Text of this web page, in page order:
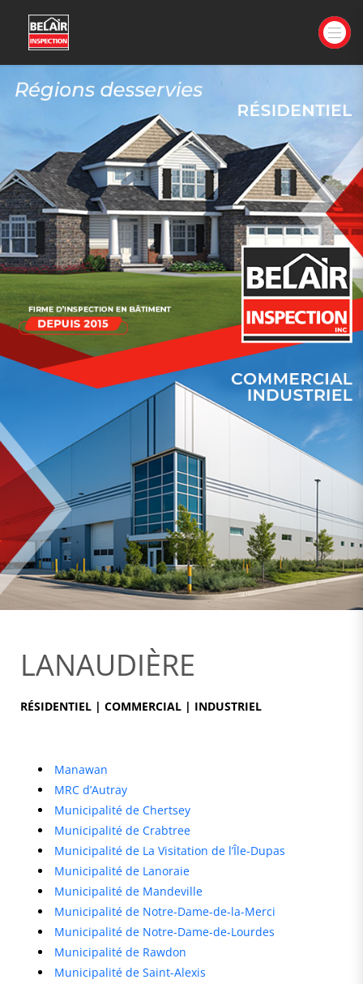
LANAUDIÈRE
RÉSIDENTIEL | COMMERCIAL | INDUSTRIEL
Manawan
MRC d’Autray
Municipalité de Chertsey
Municipalité de Crabtree
Municipalité de La Visitation de l’Île-Dupas
Municipalité de Lanoraie
Municipalité de Mandeville
Municipalité de Notre-Dame-de-la-Merci
Municipalité de Notre-Dame-de-Lourdes
Municipalité de Rawdon
Municipalité de Saint-Alexis